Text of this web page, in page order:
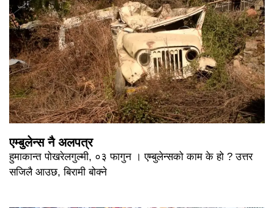
एम्बुलेन्स नै अलपत्र
हुमाकान्त पोखरेलगुल्मी, ०३ फागुन । एम्बुलेन्सको काम के हो ? उत्तर
सजिलै आउछ, बिरामी बोक्ने